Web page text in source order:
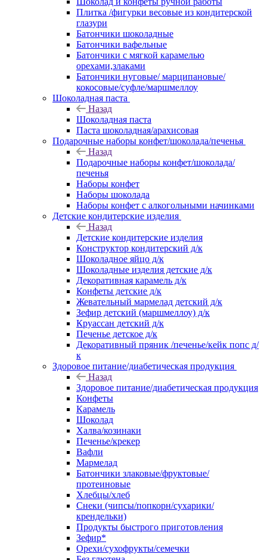
Плитка /фигурки весовые из кондитерской
глазури
Батончики шоколадные
Батончики вафельные
Батончики с мягкой карамелью
орехами,злаками
Батончики нуговые/ марципановые/
кокосовые/суфле/маршмеллоу
Шоколадная паста
Назад
Шоколадная паста
Паста шоколадная/арахисовая
Подарочные наборы конфет/шоколада/печенья
Назад
Подарочные наборы конфет/шоколада/
печенья
Наборы конфет
Наборы шоколада
Наборы конфет с алкогольными начинками
Детские кондитерские изделия
Назад
Детские кондитерские изделия
Конструктор кондитерский д/к
Шоколадное яйцо д/к
Шоколадные изделия детские д/к
Декоративная карамель д/к
Конфеты детские д/к
Жевательный мармелад детский д/к
Зефир детский (маршмеллоу) д/к
Круассан детский д/к
Печенье детское д/к
Декоративный пряник /печенье/кейк попс д/
к
Здоровое питание/диабетическая продукция
Назад
Здоровое питание/диабетическая продукция
Конфеты
Карамель
Шоколад
Халва/козинаки
Печенье/крекер
Вафли
Мармелад
Батончики злаковые/фруктовые/
протеиновые
Хлебцы/хлеб
Снеки (чипсы/попкорн/сухарики/
крендельки)
Продукты быстрого приготовления
Зефир*
Орехи/сухофрукты/семечки